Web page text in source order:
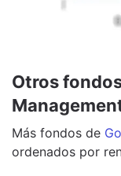
Otros
Más fondos de
ordenados por